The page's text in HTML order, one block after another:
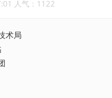
人气：1122
术局